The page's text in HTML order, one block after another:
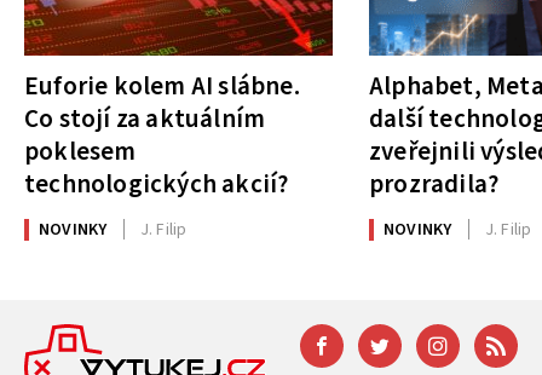
Euforie kolem AI slábne.
Co stojí za aktuálním
poklesem
technologických akcií?
NOVINKY J. Filip
Alphabet,
další
zveřejnili
prozradila?
NOVINKY J. Filip